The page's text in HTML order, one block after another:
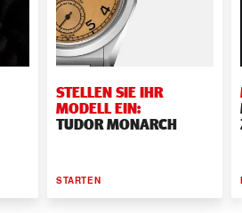
STELLEN SIE IHR
MODELL EIN:
TUDOR MONARCH
STARTEN